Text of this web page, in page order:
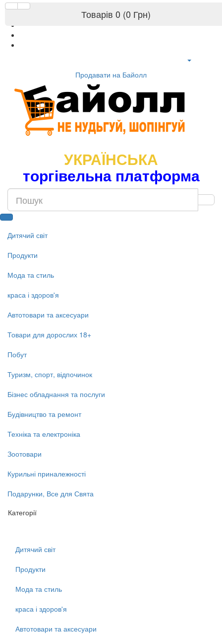
Продавати на Байолл
УКРАЇНСЬКА
торгівельна платформа
Товарів 0 (0 Грн)
Дитячий світ
Продукти
Мода та стиль
краса і здоров'я
Автотовари та аксесуари
Товари для дорослих 18+
Побут
Туризм, спорт, відпочинок
Бізнес обладнання та послуги
Будівництво та ремонт
Техніка та електроніка
Зоотовари
Курильні приналежності
Подарунки, Все для Свята
Категорії
Дитячий світ
Продукти
Мода та стиль
краса і здоров'я
Автотовари та аксесуари